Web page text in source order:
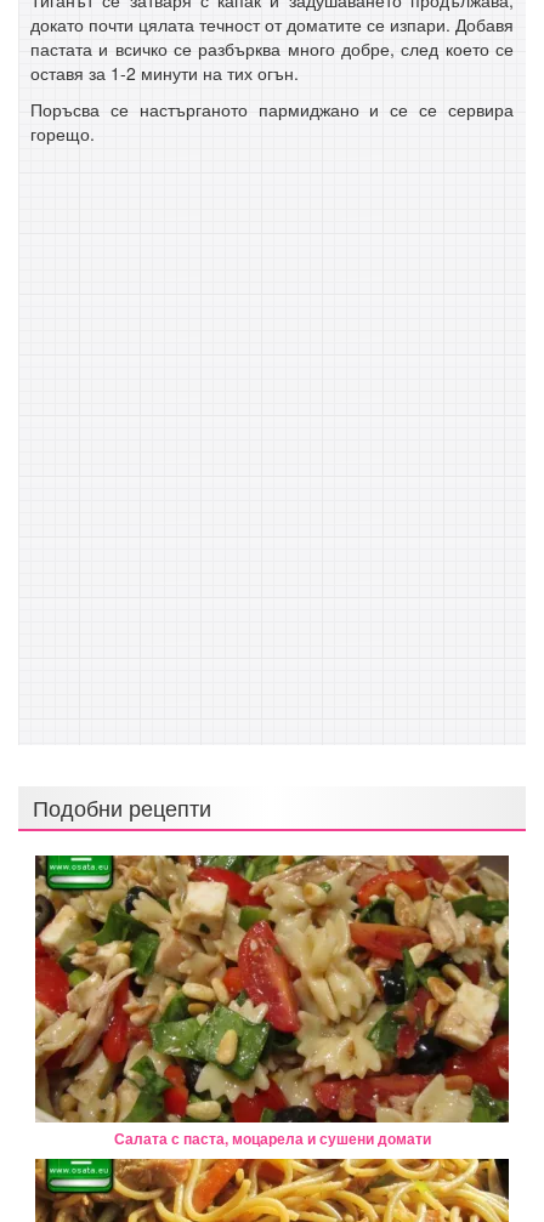
докато почти цялата течност от доматите се изпари. Добавя
пастата и всичко се разбърква много добре, след което се
оставя за 1-2 минути на тих огън.
Поръсва се настърганото пармиджано и се се сервира
горещо.
Подобни рецепти
Салата с паста, моцарела и сушени домати